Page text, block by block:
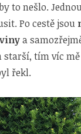
to nešlo.
Po cestě jsou
a
starší, tím víc
řekl.